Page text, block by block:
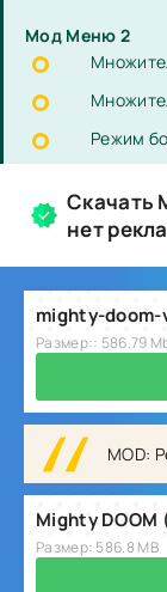
Мод Меню 2
Режим
Скачать
нет
mighty-doom-
Размер:: 586.79
MOD:
Размер: 586.8 MB